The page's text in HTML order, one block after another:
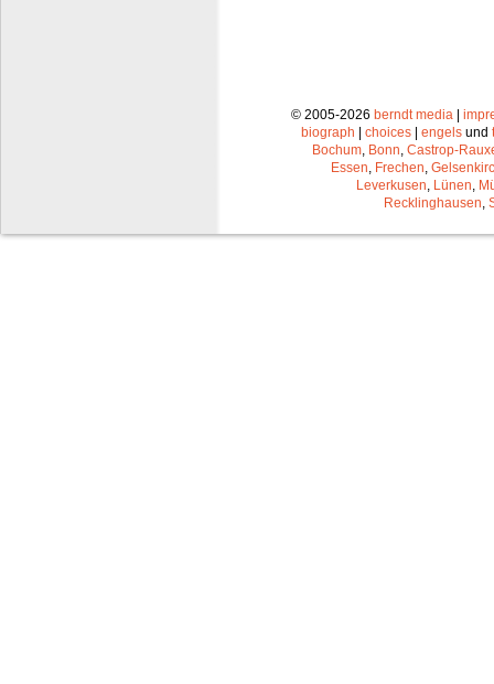
© 2005-2026 berndt media|
biograph
choices engels und
Bochum, Bonn, Castrop-
Essen, Frechen,
Leverkusen, Lünen,
Recklinghausen,